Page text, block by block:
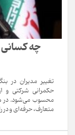
چه کسانی
تغییر مدیران در
حکمرانی شرکتی و
محسوب می‌شود. در
متعارف، حرفه‌ای و در